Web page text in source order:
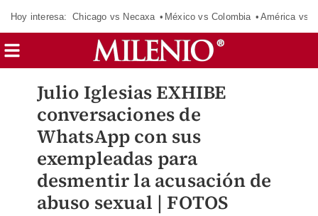
Hoy interesa: Chicago vs Necaxa México vs Colombia América vs
Julio Iglesias EXHIBE
conversaciones de
WhatsApp con sus
exempleadas para
desmentir la acusación de
abuso sexual | FOTOS